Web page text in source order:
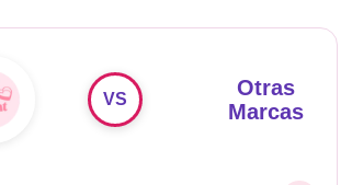
Otras
Marcas
VS